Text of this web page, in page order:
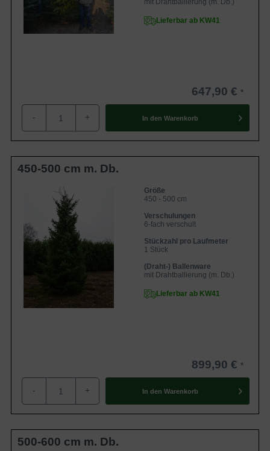
mit Drahtballierung (m. Db.)
Lieferbar ab KW41
647,90 €
- + In den Warenkorb
450-500 cm m. Db.
Größe
450 - 500 cm
Verschulungen
6-fach verschult
Stückzahl pro Laufmeter
1 Stück
(Draht-) Ballenware
mit Drahtballierung (m. Db.)
Lieferbar ab KW41
899,90 €
- + In den Warenkorb
500-600 cm m. Db.